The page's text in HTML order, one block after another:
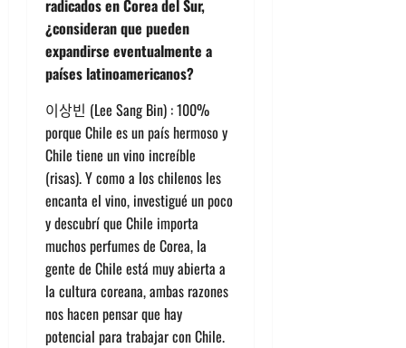
radicados en Corea del Sur,
¿consideran que pueden
expandirse eventualmente a
países latinoamericanos?
이상빈 (Lee Sang Bin) : 100%
porque Chile es un país hermoso y
Chile tiene un vino increíble
(risas). Y como a los chilenos les
encanta el vino, investigué un poco
y descubrí que Chile importa
muchos perfumes de Corea, la
gente de Chile está muy abierta a
la cultura coreana, ambas razones
nos hacen pensar que hay
potencial para trabajar con Chile.